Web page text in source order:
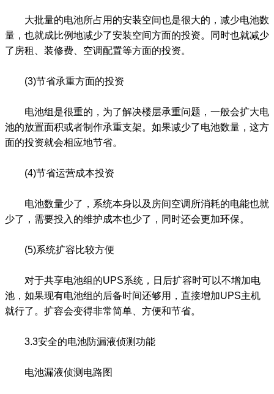
大批量的电池所占用的安装空间也是很大的，减少电池数
量，也就成比例地减少了安装空间方面的投资。同时也就减少
了房租、装修费、空调配置等方面的投资。
(3)节省承重方面的投资
电池组是很重的，为了解决楼层承重问题，一般会扩大电
池的放置面积或者制作承重支架。如果减少了电池数量，这方
面的投资就会相应地节省。
(4)节省运营成本投资
电池数量少了，系统本身以及房间空调所消耗的电能也就
少了，需要投入的维护成本也少了，同时还会更加环保。
(5)系统扩容比较方便
对于共享电池组的UPS系统，日后扩容时可以不增加电
池，如果现有电池组的后备时间还够用，直接增加UPS主机
就行了。扩容会变得非常简单、方便和节省。
3.3安全的电池防漏液侦测功能
电池漏液侦测电路图